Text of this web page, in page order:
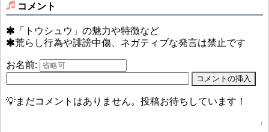
コメント
「トウシュウ」の魅力や特徴など
荒らし行為や誹謗中傷、ネガティブな発言は禁止です
お名前:
💡まだコメントはありません。投稿お待ちしています！
↑